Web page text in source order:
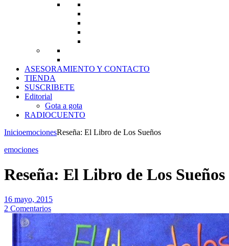
ASESORAMIENTO Y CONTACTO
TIENDA
SUSCRIBETE
Editorial
Gota a gota
RADIOCUENTO
InicioemocionesReseña: El Libro de Los Sueños
emociones
Reseña: El Libro de Los Sueños
16 mayo, 2015
2 Comentarios